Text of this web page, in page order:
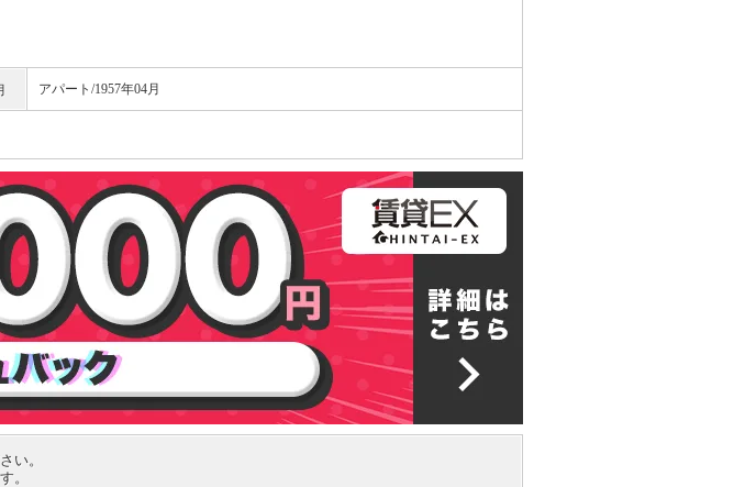
アパート/1957年04月
い。
。